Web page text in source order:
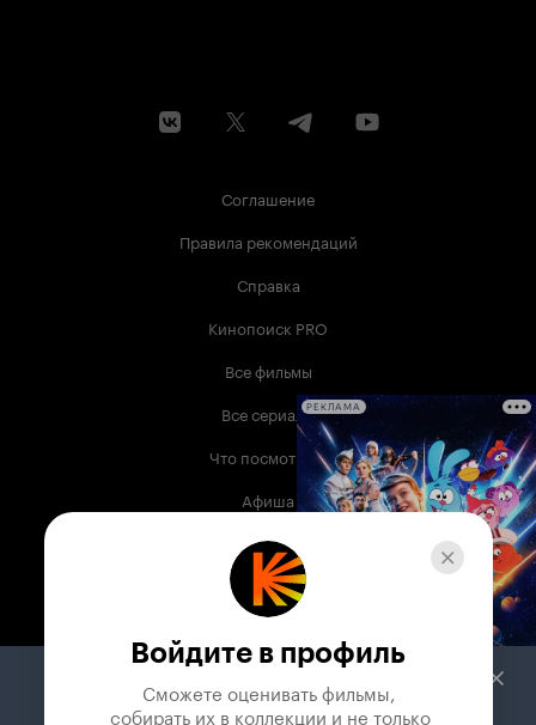
Соглашение
Правила рекомендаций
Справка
Кинопоиск PRO
Все фильмы
Все сериалы
Что посмотреть
Афиша
Музыка
Телепрограмма
Служба поддержки
РЕКЛАМА
Войдите в профиль
Сможете оценивать фильмы,
собирать их в коллекции и не только